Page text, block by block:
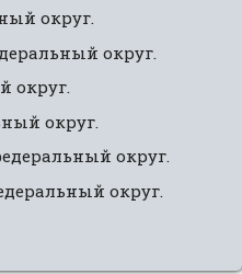
округ.
округ.
округ.
округ.
округ.
округ.